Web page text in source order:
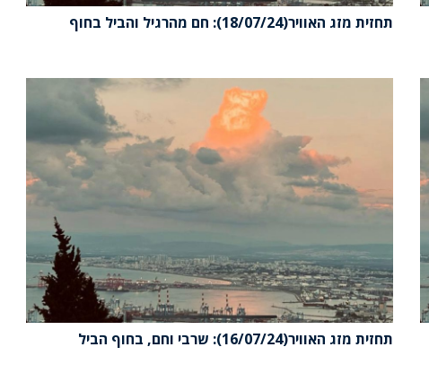
תחזית מזג האוויר(18/07/24): חם מהרגיל והביל בחוף
תחזית מזג האוויר(16/07/24): שרבי וחם, בחוף הביל